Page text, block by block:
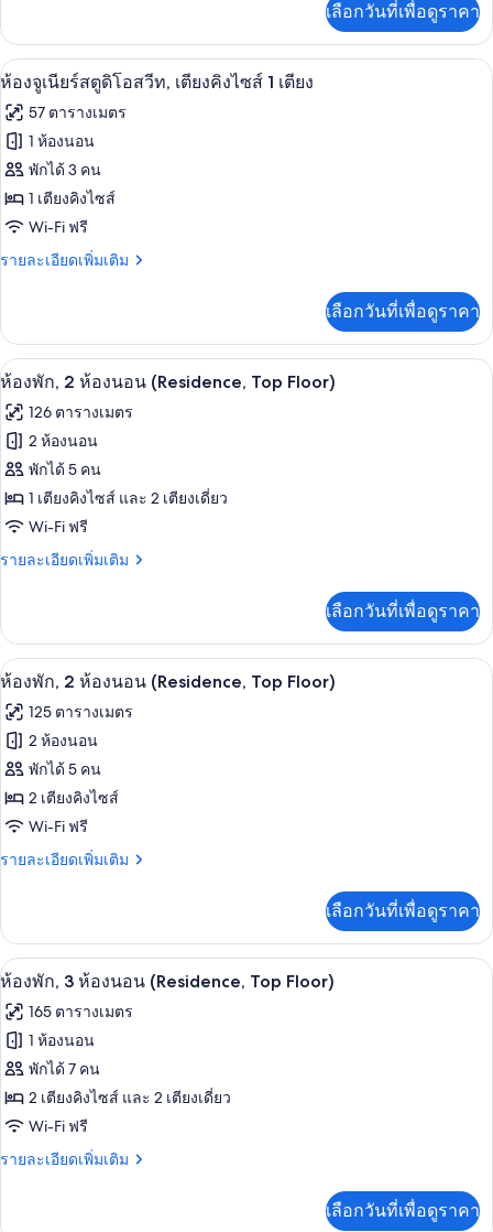
คิง
ไซส์
1
เตียง
เกี่ยว
กับ
ห้อง
คลาส
สิก,
เตียง
คิง
ไซส์
เตียง
เลือกวันที่เพื่อดูราคา
เปิด
ภาพถ่าย
ทั้งหมด
ของ
ห้อง
จู
เนียร์
ดิ
โอ
สวีท,
เตียง
คิง
ไซส์
1
ห้องจูเนียร์สตูดิโอสวีท, เตียงคิงไซส์ 1
4
ห้องจูเนียร์สตูดิโอสวีท, เตียงคิงไซส์ 1 เตียง
57 ตารางเมตร
1 ห้องนอน
พักได้ 3 คน
1 เตียงคิงไซส์
Wi-Fi ฟรี
รายละเอียดเพิ่มเติม
ราย
เกี่ยว
กับ
ห้อง
เนียร์
สตู
ดิ
โอ
สวี
ท,
เตียง
คิง
เลือกวันที่เพื่อดูราคา
เปิด
ภาพถ่าย
ทั้งหมด
ของ
ห้อง
พัก,
2
(Residence,
Top
Floor)
ห้องพัก, 2 ห้องนอน (Residence, Top
6
ห้องพัก, 2 ห้องนอน (Residence, Top Floor)
126 ตารางเมตร
2 ห้องนอน
พักได้ 5 คน
1 เตียงคิงไซส์ และ 2 เตียงเดี่ยว
Wi-Fi ฟรี
รายละเอียดเพิ่มเติม
ราย
เกี่ยว
กับ
ห้อง
2
ห้อง
นอน
(Residence,
Top
Floor)
เลือกวันที่เพื่อดูราคา
เปิด
ภาพถ่าย
ทั้งหมด
ของ
ห้อง
พัก,
2
(Residence,
Top
Floor)
ห้องพัก, 2 ห้องนอน (Residence, Top
5
ห้องพัก, 2 ห้องนอน (Residence, Top Floor)
125 ตารางเมตร
2 ห้องนอน
พักได้ 5 คน
2 เตียงคิงไซส์
Wi-Fi ฟรี
รายละเอียดเพิ่มเติม
ราย
เกี่ยว
กับ
ห้อง
2
ห้อง
นอน
(Residence,
Top
Floor)
เลือกวันที่เพื่อดูราคา
เปิด
ภาพถ่าย
ทั้งหมด
ของ
ห้อง
พัก,
3
ห้องพัก, 3 ห้องนอน (Residence, Top
9
ห้องพัก, 3 ห้องนอน (Residence, Top Floor)
165 ตารางเมตร
1 ห้องนอน
พักได้ 7 คน
2 เตียงคิงไซส์ และ 2 เตียงเดี่ยว
Wi-Fi ฟรี
รายละเอียดเพิ่มเติม
ราย
เลือกวันที่เพื่อดูราคา